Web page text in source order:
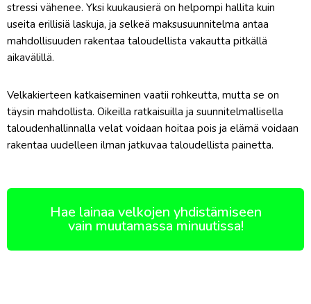
stressi vähenee. Yksi kuukausierä on helpompi hallita kuin
useita erillisiä laskuja, ja selkeä maksusuunnitelma antaa
mahdollisuuden rakentaa taloudellista vakautta pitkällä
aikavälillä.
Velkakierteen katkaiseminen vaatii rohkeutta, mutta se on
täysin mahdollista. Oikeilla ratkaisuilla ja suunnitelmallisella
taloudenhallinnalla velat voidaan hoitaa pois ja elämä voidaan
rakentaa uudelleen ilman jatkuvaa taloudellista painetta.
Hae lainaa velkojen yhdistämiseen
vain muutamassa minuutissa!